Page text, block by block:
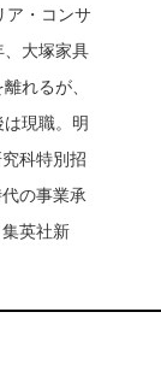
ア・コンサ
、大塚家具
れるが、
現職。明
科特別招
の事業承
英社新